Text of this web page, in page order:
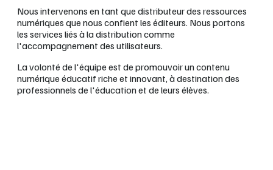
Nous intervenons en tant que distributeur des ressources
numériques que nous confient les éditeurs. Nous portons
les services liés à la distribution comme
l'accompagnement des utilisateurs.
La volonté de l'équipe est de promouvoir un contenu
numérique éducatif riche et innovant, à destination des
professionnels de l'éducation et de leurs élèves.